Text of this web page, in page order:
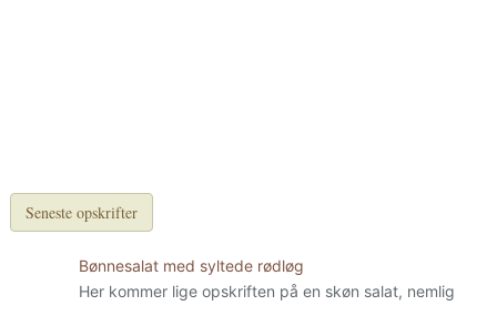
Seneste opskrifter
Bønnesalat med syltede rødløg
Her kommer lige opskriften på en skøn salat, nemlig